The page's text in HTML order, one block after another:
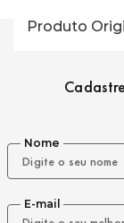
Produto
Nome
E-mail